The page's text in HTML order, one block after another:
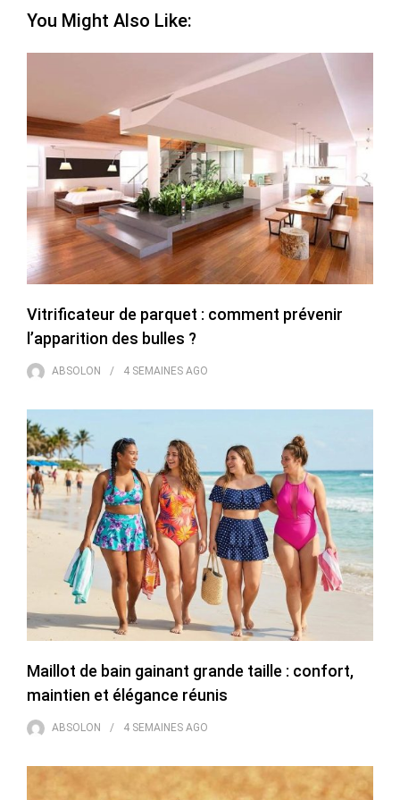
You Might Also Like:
Vitrificateur de parquet : comment prévenir
l’apparition des bulles ?
ABSOLON 4 SEMAINES AGO
Maillot de bain gainant grande taille : confort,
maintien et élégance réunis
ABSOLON 4 SEMAINES AGO